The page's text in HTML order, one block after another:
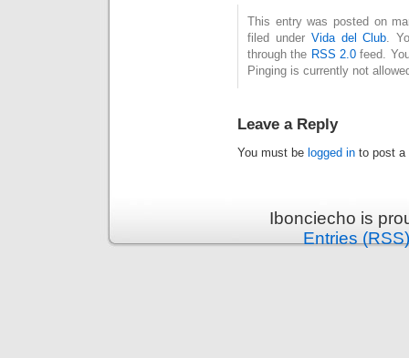
This entry was posted on
filed under Vida del Club.
through the RSS 2.0 feed.
Pinging is currently not
Leave a Reply
You must be logged in to post a
Ibonciecho is
Entries (RSS)